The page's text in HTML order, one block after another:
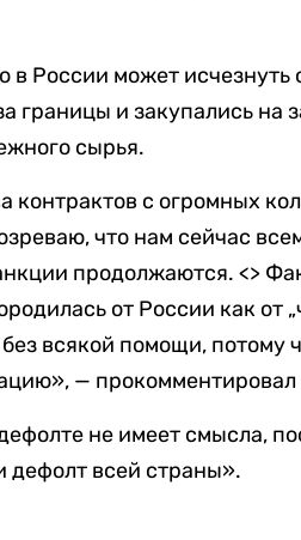
в России может исчезнуть
границы и закупались на
сырья.
контрактов с огромных
что нам сейчас
продолжаются. <>
от России как от
всякой помощи, потому
—
не имеет смысла,
дефолт всей страны».